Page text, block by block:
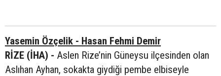
Yasemin Özçelik - Hasan Fehmi Demir
RİZE (İHA) - Aslen Rize’nin Güneysu ilçesinden olan
Aslıhan Ayhan, sokakta giydiği pembe elbiseyle